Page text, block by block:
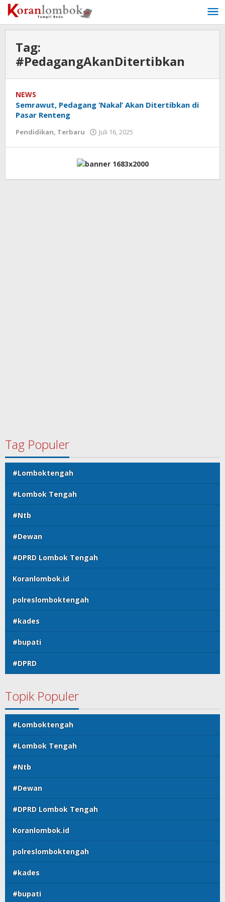
Lewati
ke
konten
Tag:
#PedagangAkanDitertibkan
NEWS
Semrawut, Pedagang ‘Nakal’ Akan Ditertibkan di
Pasar Renteng
Pendidikan, Terbaru Juli 16, 2025
Tag Populer
#Lomboktengah
#Lombok Tengah
#Ntb
#Dewan
#DPRD Lombok Tengah
Koranlombok.id
polreslomboktengah
#kades
#bupati
#DPRD
Topik Populer
#Lomboktengah
#Lombok Tengah
#Ntb
#Dewan
#DPRD Lombok Tengah
Koranlombok.id
polreslomboktengah
#kades
#bupati